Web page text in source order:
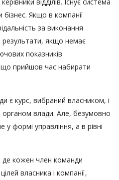
Якщо в компанії
за виконання
результати, якщо немає
показників
що прийшов час набирати
є курс, вибраний власником, і
влади. Але, безумовно
у формі управління, а в рівні
де кожен член команди
власника і компанії,